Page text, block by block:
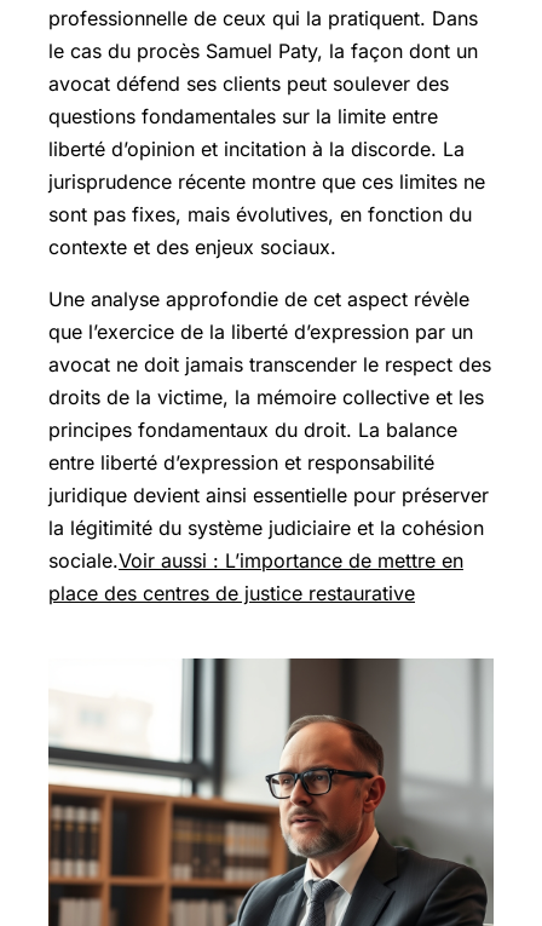
professionnelle de ceux qui la pratiquent. Dans
le cas du procès Samuel Paty, la façon dont un
avocat défend ses clients peut soulever des
questions fondamentales sur la limite entre
liberté d’opinion et incitation à la discorde. La
jurisprudence récente montre que ces limites ne
sont pas fixes, mais évolutives, en fonction du
contexte et des enjeux sociaux.
Une analyse approfondie de cet aspect révèle
que l’exercice de la liberté d’expression par un
avocat ne doit jamais transcender le respect des
droits de la victime, la mémoire collective et les
principes fondamentaux du droit. La balance
entre liberté d’expression et responsabilité
juridique devient ainsi essentielle pour préserver
la légitimité du système judiciaire et la cohésion
sociale.Voir aussi : L’importance de mettre en
place des centres de justice restaurative